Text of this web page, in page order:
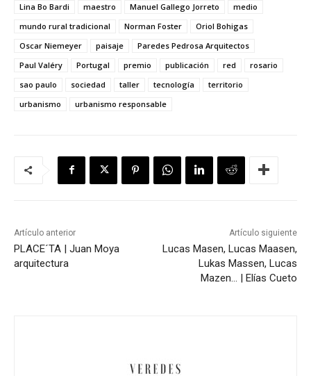
Lina Bo Bardi
maestro Manuel Gallego Jorreto
medio
mundo rural tradicional
Norman Foster
Oriol Bohigas
Oscar Niemeyer
paisaje
Paredes Pedrosa Arquitectos
Paul Valéry
Portugal premio publicación red
rosario
sao paulo
sociedad taller tecnología
territorio
urbanismo
urbanismo responsable
Artículo anterior
PLACE´TA | Juan Moya
arquitectura
Artículo siguiente
Lucas Masen, Lucas Maasen,
Lukas Massen, Lucas
Mazen… | Elías Cueto